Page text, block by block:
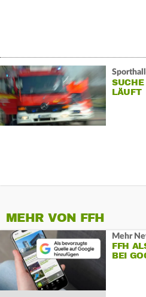
LÄUFT
MEHR VON FFH
Mehr
FFH
BEI